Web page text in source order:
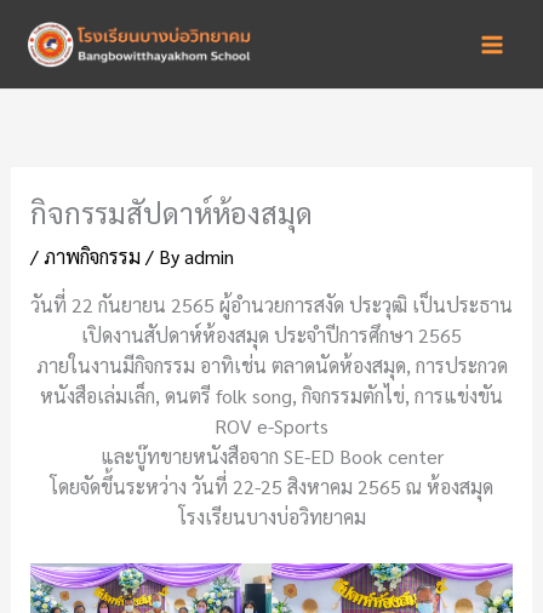
content
กิจกรรมสัปดาห์ห้องสมุด
/ภาพกิจกรรม / Byadmin
วันที่ 22 กันยายน 2565 ผู้อำนวยการสงัด ประวุฒิ เป็นประธาน
เปิดงานสัปดาห์ห้องสมุด ประจำปีการศึกษา 2565
ภายในงานมีกิจกรรม อาทิเช่น ตลาดนัดห้องสมุด, การประกวด
หนังสือเล่มเล็ก, ดนตรี folk song, กิจกรรมตักไข่, การแข่งขัน
ROV e-Sports
และบู๊ทขายหนังสือจาก SE-ED Book center
โดยจัดขึ้นระหว่าง วันที่ 22-25 สิงหาคม 2565 ณ ห้องสมุด
โรงเรียนบางบ่อวิทยาคม